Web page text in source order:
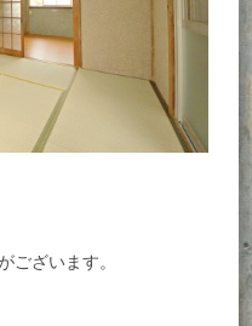
ございます。